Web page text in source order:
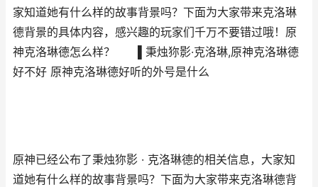
家知道她有什么样的故事背景吗？下面为大家带来克洛琳
德背景的具体内容，感兴趣的玩家们千万不要错过哦！原
神克洛琳德怎么样？ ▌秉烛狝影·克洛琳,原神克洛琳德
好不好 原神克洛琳德好听的外号是什么
原神已经公布了秉烛狝影 · 克洛琳德的相关信息，大家知
道她有什么样的故事背景吗？下面为大家带来克洛琳德背